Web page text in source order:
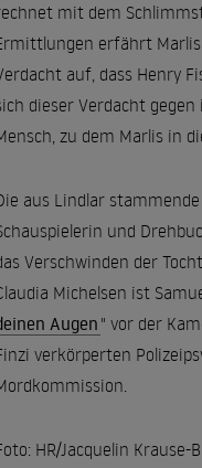
mit dem
erfährt
auf, dass Henry
dieser Verdacht
zu dem Marlis in
aus Lindlar
und
Verschwinden der
Michelsen ist
Augen " vor der
verkörperten
HR/Jacquelin Krause-